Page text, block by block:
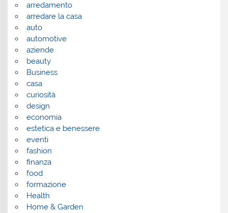
arredamento
arredare la casa
auto
automotive
aziende
beauty
Business
casa
curiosità
design
economia
estetica e benessere
eventi
fashion
finanza
food
formazione
Health
Home & Garden